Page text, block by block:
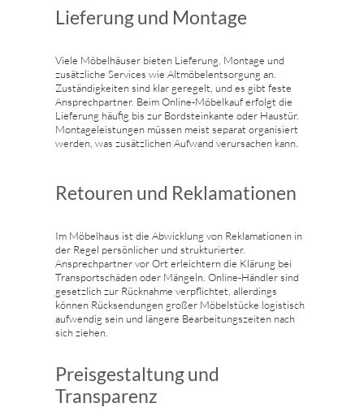
Lieferung und Montage
Viele Möbelhäuser bieten Lieferung, Montage und
zusätzliche Services wie Altmöbelentsorgung an.
Zuständigkeiten sind klar geregelt, und es gibt feste
Ansprechpartner. Beim Online-Möbelkauf erfolgt die
Lieferung häufig bis zur Bordsteinkante oder Haustür.
Montageleistungen müssen meist separat organisiert
werden, was zusätzlichen Aufwand verursachen kann.
Retouren und Reklamationen
Im Möbelhaus ist die Abwicklung von Reklamationen in
der Regel persönlicher und strukturierter.
Ansprechpartner vor Ort erleichtern die Klärung bei
Transportschäden oder Mängeln. Online-Händler sind
gesetzlich zur Rücknahme verpflichtet, allerdings
können Rücksendungen großer Möbelstücke logistisch
aufwendig sein und längere Bearbeitungszeiten nach
sich ziehen.
Preisgestaltung und
Transparenz